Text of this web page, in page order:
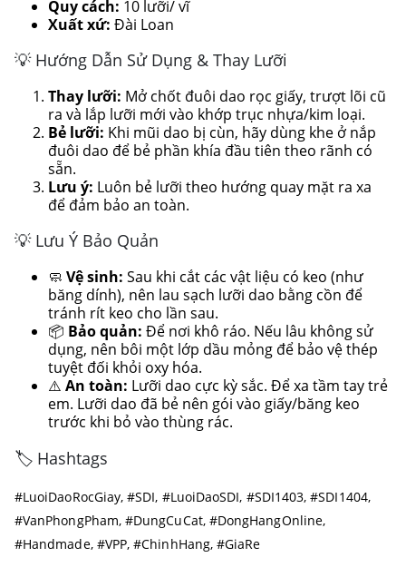
Quy cách: 10 lưỡi/ vĩ
Xuất xứ: Đài Loan
💡 Hướng Dẫn Sử Dụng & Thay Lưỡi
Thay lưỡi: Mở chốt đuôi dao rọc giấy, trượt lõi cũ
ra và lắp lưỡi mới vào khớp trục nhựa/kim loại.
Bẻ lưỡi: Khi mũi dao bị cùn, hãy dùng khe ở nắp
đuôi dao để bẻ phần khía đầu tiên theo rãnh có
sẵn.
Lưu ý: Luôn bẻ lưỡi theo hướng quay mặt ra xa
để đảm bảo an toàn.
💡 Lưu Ý Bảo Quản
🧼 Vệ sinh: Sau khi cắt các vật liệu có keo (như
băng dính), nên lau sạch lưỡi dao bằng cồn để
tránh rít keo cho lần sau.
📦 Bảo quản: Để nơi khô ráo. Nếu lâu không sử
dụng, nên bôi một lớp dầu mỏng để bảo vệ thép
tuyệt đối khỏi oxy hóa.
⚠️ An toàn: Lưỡi dao cực kỳ sắc. Để xa tầm tay trẻ
em. Lưỡi dao đã bẻ nên gói vào giấy/băng keo
trước khi bỏ vào thùng rác.
🏷️ Hashtags
#LuoiDaoRocGiay, #SDI, #LuoiDaoSDI, #SDI1403, #SDI1404,
#VanPhongPham, #DungCuCat, #DongHangOnline,
#Handmade, #VPP, #ChinhHang, #GiaRe